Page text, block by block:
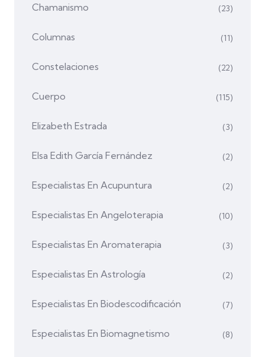
Chamanismo (23)
Columnas (11)
Constelaciones (22)
Cuerpo (115)
Elizabeth Estrada (3)
Elsa Edith García Fernández (2)
Especialistas En Acupuntura (2)
Especialistas En Angeloterapia (10)
Especialistas En Aromaterapia (3)
Especialistas En Astrología (2)
Especialistas En Biodescodificación (7)
Especialistas En Biomagnetismo (8)